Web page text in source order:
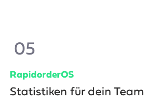
05
RapidorderOS
Statistiken für dein Team